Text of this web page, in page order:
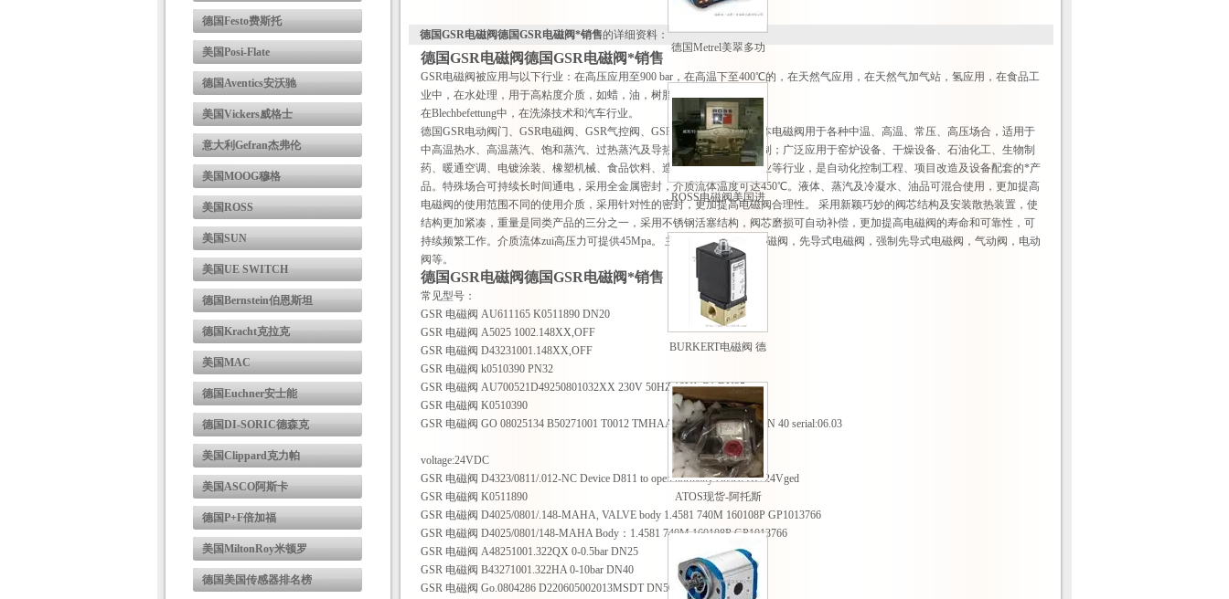
德国Festo费斯托
美国Posi-Flate
德国Aventics安沃驰
美国Vickers威格士
意大利Gefran杰弗伦
美国MOOG穆格
美国ROSS
美国SUN
美国UE SWITCH
德国Bernstein伯恩斯坦
德国Kracht克拉克
美国MAC
德国Euchner安士能
德国DI-SORIC德森克
美国Clippard克力帕
美国ASCO阿斯卡
德国P+F倍加福
美国MiltonRoy米顿罗
德国美国传感器排名榜
德国Metrel美翠多功
口
ROSS电磁阀美国进
口 型号齐全 *
BURKERT电磁阀 德
ATOS现货-阿托斯
PM型手动泵现货
证。
德国GSR电磁阀德国GSR电磁阀*销售的详细资料：
德国GSR电磁阀德国GSR电磁阀*销售
GSR电磁阀被应用与以下行业：在高压应用至900 bar，在高温下至400℃的，在天然气应用，在天然气加气站，氢应用，在食品工
业中，在水处理，用于高粘度介质，如蜡，油，树脂，涂料
在Blechbefettung中，在洗涤技术和汽车行业。
德国GSR电动阀门、GSR电磁阀、GSR气控阀、GSR调节阀、GSR气动本电磁阀用于各种中温、高温、常压、高压场合，适用于
中高温热水、高温蒸汽、饱和蒸汽、过热蒸汽及导热油等管路的自动控制；广泛应用于窑炉设备、干燥设备、石油化工、生物制
药、暖通空调、电镀涂装、橡塑机械、食品饮料、造纸、印染及电力矿业等行业，是自动化控制工程、项目改造及设备配套的*产
品。特殊场合可持续长时间通电，采用全金属密封，介质流体温度可达450℃。液体、蒸汽及冷凝水、油品可混合使用，更加提高
电磁阀的使用范围不同的使用介质，采用针对性的密封，更加提高电磁阀合理性。 采用新颖巧妙的阀芯结构及安装散热装置，使
结构更加紧凑，重量是同类产品的三分之一，采用不锈钢活塞结构，阀芯磨损可自动补偿，更加提高电磁阀的寿命和可靠性，可
持续频繁工作。介质流体zui高压力可提供45Mpa。 主要产品有 直动式电磁阀，先导式电磁阀，强制先导式电磁阀，气动阀，电动
阀等。
德国GSR电磁阀德国GSR电磁阀*销售
常见型号：
GSR 电磁阀 AU611165 K0511890 DN20
GSR 电磁阀 A5025 1002.148XX,OFF
GSR 电磁阀 D43231001.148XX,OFF
GSR 电磁阀 k0510390 PN32
GSR 电磁阀 AU700521D49250801032XX 230V 50HZ 18VA G1 DN25
GSR 电磁阀 K0510390
GSR 电磁阀 GO 08025134 B50271001 T0012 TMHAAS Pressure;1-40bar DN 40 serial:06.03
voltage:24VDC
GSR 电磁阀 D4323/0811/.012-NC Device D811 to open normally closed DC 24Vged
GSR 电磁阀 K0511890
GSR 电磁阀 D4025/0801/.148-MAHA, VALVE body 1.4581 740M 160108P GP1013766
GSR 电磁阀 D4025/0801/148-MAHA Body：1.4581 740M 160108P GP1013766
GSR 电磁阀 A48251001.322QX 0-0.5bar DN25
GSR 电磁阀 B43271001.322HA 0-10bar DN40
GSR 电磁阀 Go.0804286 D220605002013MSDT DN50 0-20BAR